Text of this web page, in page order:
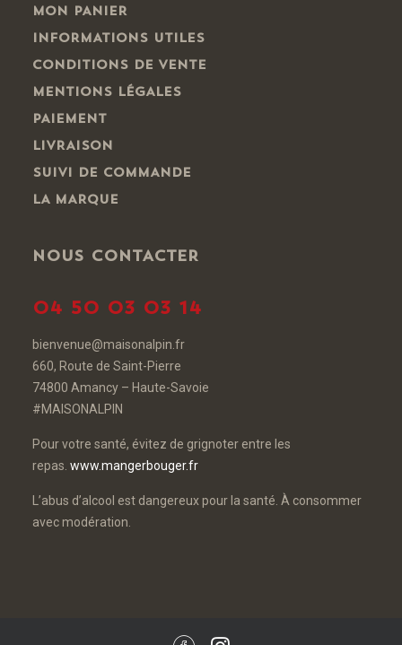
MON PANIER
INFORMATIONS UTILES
CONDITIONS DE VENTE
MENTIONS LÉGALES
PAIEMENT
LIVRAISON
SUIVI DE COMMANDE
LA MARQUE
NOUS CONTACTER
04 50 03 03 14
bienvenue@maisonalpin.fr
660, Route de Saint-Pierre
74800 Amancy – Haute-Savoie
#MAISONALPIN
Pour votre santé, évitez de grignoter entre les
repas. www.mangerbouger.fr
L’abus d’alcool est dangereux pour la santé. À consommer
avec modération.